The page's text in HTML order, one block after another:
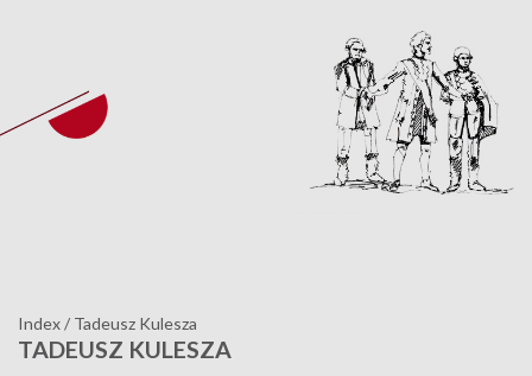
Index/ Tadeusz Kulesza
TADEUSZ KULESZA